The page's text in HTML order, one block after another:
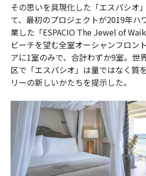
その思いを具現化した「エスパシオ
て、最初のプロジェクトが2019年ハ
業した「ESPACIO The Jewel of
ビーチを望む全室オーシャンフロン
アに1室のみで、合計わずか9室。世
区で「エスパシオ」は量ではなく質
リーの新しいかたちを提示した。